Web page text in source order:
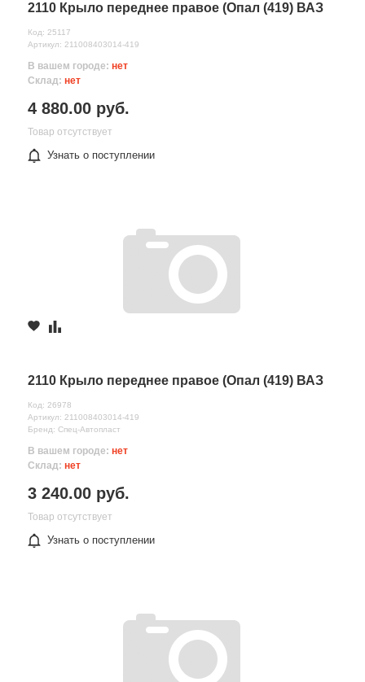
2110 Крыло переднее правое (Опал (419) ВАЗ
Код: 25117
Артикул: 211008403014-419
В вашем городе: нет
Склад: нет
4 880.00 руб.
Товар отсутствует
Узнать о поступлении
2110 Крыло переднее правое (Опал (419) ВАЗ
Код: 26978
Артикул: 211008403014-419
Бренд: Спец-Автопласт
В вашем городе: нет
Склад: нет
3 240.00 руб.
Товар отсутствует
Узнать о поступлении